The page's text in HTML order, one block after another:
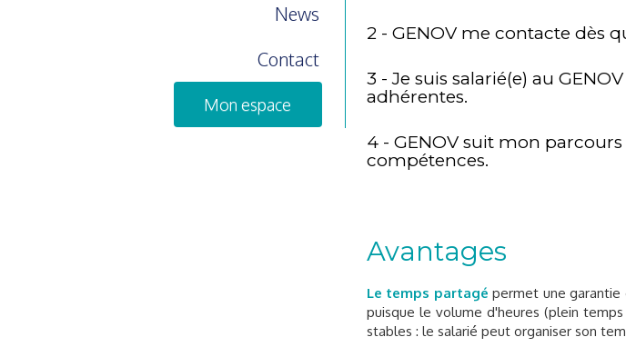
News
Contact
Mon espace
2 - GENOV me contacte dès
3 - Je suis salarié(e) au
adhérentes.
4 - GENOV suit mon
compétences.
Avantages
Le temps partagé permet une garantie
puisque le volume d'heures (plein
stables : le salarié peut organiser son